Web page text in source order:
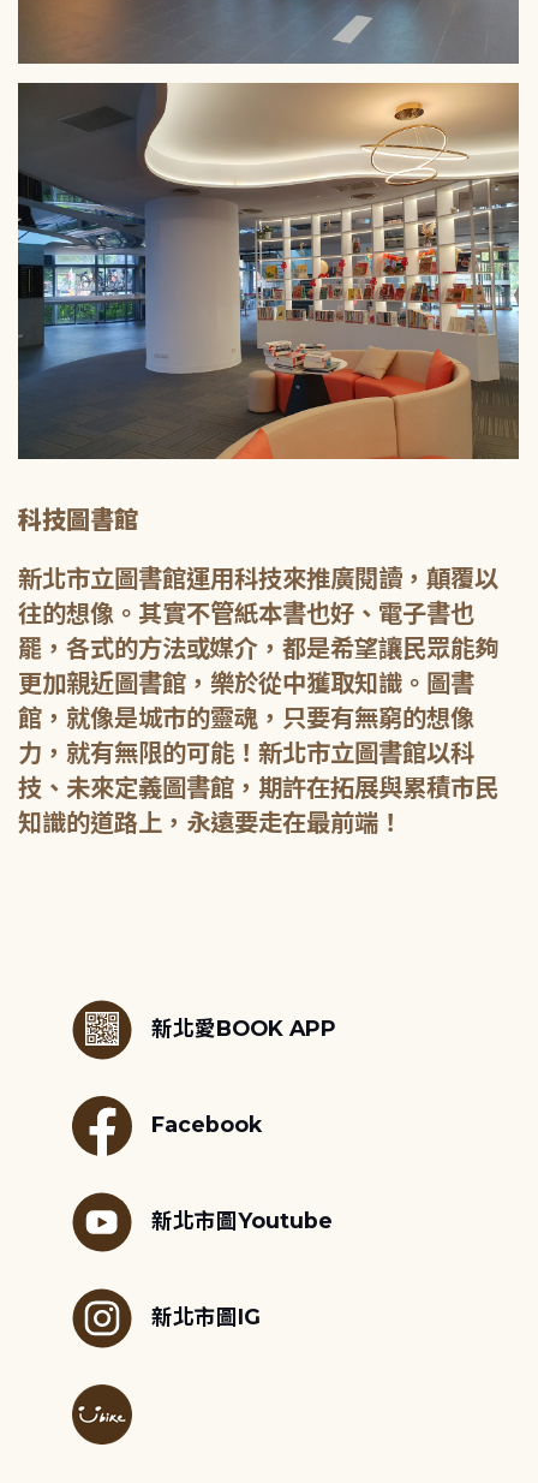
科技圖書館
新北市立圖書館運用科技來推廣閱讀，顛覆以
往的想像。其實不管紙本書也好、電子書也
罷，各式的方法或媒介，都是希望讓民眾能夠
更加親近圖書館，樂於從中獲取知識。圖書
館，就像是城市的靈魂，只要有無窮的想像
力，就有無限的可能！新北市立圖書館以科
技、未來定義圖書館，期許在拓展與累積市民
知識的道路上，永遠要走在最前端！
新北愛BOOK APP
Facebook
新北市圖Youtube
新北市圖IG